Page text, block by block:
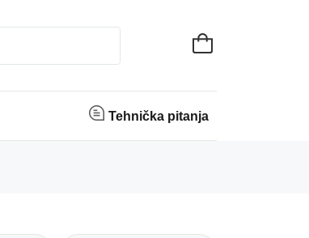
Tehnička pitanja